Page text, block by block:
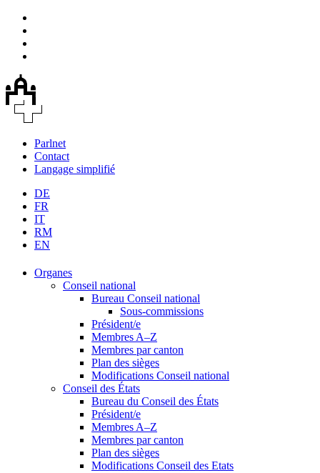
Parlnet
Contact
Langage simplifié
DE
FR
IT
RM
EN
Organes
Conseil national
Bureau Conseil national
Sous-commissions
Président/e
Membres A–Z
Membres par canton
Plan des sièges
Modifications Conseil national
Conseil des États
Bureau du Conseil des États
Président/e
Membres A–Z
Membres par canton
Plan des sièges
Modifications Conseil des Etats